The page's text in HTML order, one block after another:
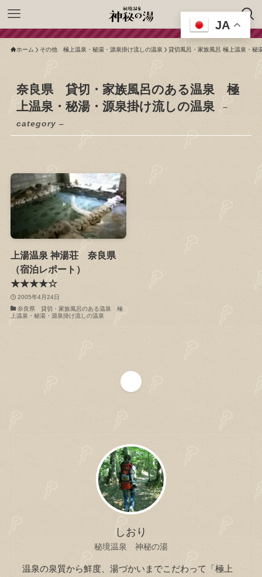
ホーム その他 極上温泉・秘湯・源泉掛け流しの温泉 貸切風呂・家族風呂 極上温泉・秘
奈良県 貸切・家族風呂のある温泉 極
上温泉・秘湯・源泉掛け流しの温泉
–
category –
上湯温泉 神湯荘 奈良県
（宿泊レポート）
★★★★☆
2005年4月24日
奈良県 貸切・家族風呂のある温泉 極
上温泉・秘湯・源泉掛け流しの温泉
しおり
秘境温泉 神秘の湯
温泉の泉質から鮮度、湯づかいまでこだわって「極上
JA